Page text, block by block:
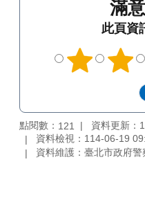
滿
此頁資
點閱數： 121
資料更新：
資料檢視：114-06-19
資料維護：臺北市政府警